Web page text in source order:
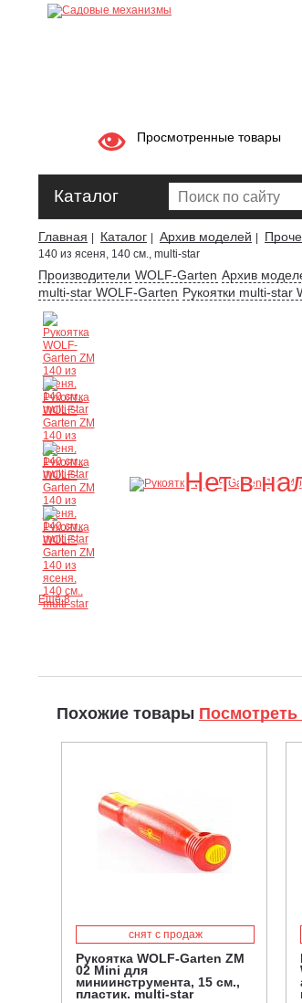
Просмотренные товары
Каталог
Главная Каталог Архив моделей
140 из ясеня, 140 см., multi-star
Производители WOLF-Garten Архив
multi-star WOLF-Garten Рукоятки multi-star
Нет в
Ещё 8
Похожие товары Посмотреть
снят с продаж
Рукоятка WOLF-Garten ZM
02 Mini для
миниинструмента, 15 см.,
пластик, multi-star